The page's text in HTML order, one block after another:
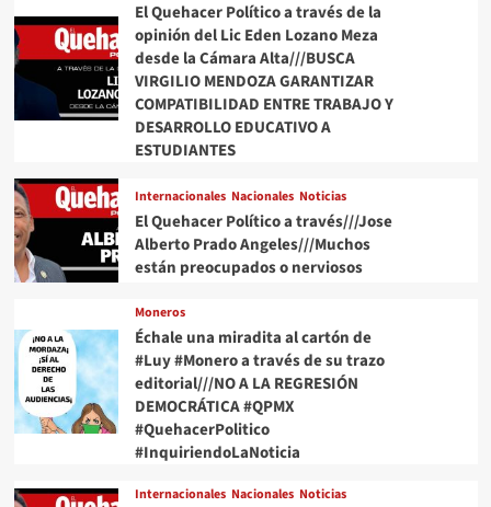
El Quehacer Político a través de la
opinión del Lic Eden Lozano Meza
desde la Cámara Alta///BUSCA
VIRGILIO MENDOZA GARANTIZAR
COMPATIBILIDAD ENTRE TRABAJO Y
DESARROLLO EDUCATIVO A
ESTUDIANTES
Internacionales Nacionales Noticias
El Quehacer Político a través///Jose
Alberto Prado Angeles///Muchos
están preocupados o nerviosos
Moneros
Échale una miradita al cartón de
#Luy #Monero a través de su trazo
editorial///NO A LA REGRESIÓN
DEMOCRÁTICA #QPMX
#QuehacerPolitico
#InquiriendoLaNoticia
Internacionales Nacionales Noticias